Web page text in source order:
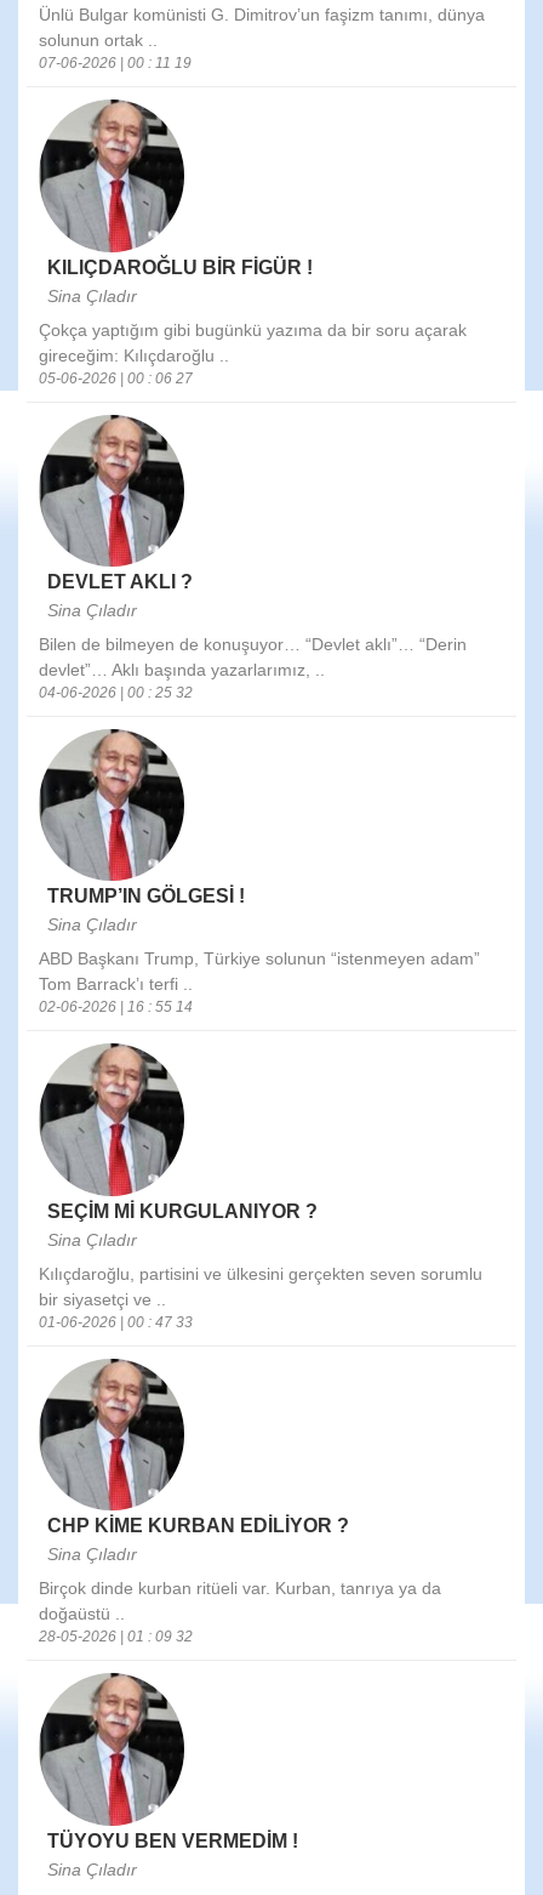
Ünlü Bulgar komünisti G. Dimitrov’un faşizm tanımı, dünya
solunun ortak ..
07-06-2026 | 00 : 11 19
KILIÇDAROĞLU BİR FİGÜR !
Sina Çıladır
Çokça yaptığım gibi bugünkü yazıma da bir soru açarak
gireceğim: Kılıçdaroğlu ..
05-06-2026 | 00 : 06 27
DEVLET AKLI ?
Sina Çıladır
Bilen de bilmeyen de konuşuyor… “Devlet aklı”… “Derin
devlet”… Aklı başında yazarlarımız, ..
04-06-2026 | 00 : 25 32
TRUMP’IN GÖLGESİ !
Sina Çıladır
ABD Başkanı Trump, Türkiye solunun “istenmeyen adam”
Tom Barrack’ı terfi ..
02-06-2026 | 16 : 55 14
SEÇİM Mİ KURGULANIYOR ?
Sina Çıladır
Kılıçdaroğlu, partisini ve ülkesini gerçekten seven sorumlu
bir siyasetçi ve ..
01-06-2026 | 00 : 47 33
CHP KİME KURBAN EDİLİYOR ?
Sina Çıladır
Birçok dinde kurban ritüeli var. Kurban, tanrıya ya da
doğaüstü ..
28-05-2026 | 01 : 09 32
TÜYOYU BEN VERMEDİM !
Sina Çıladır